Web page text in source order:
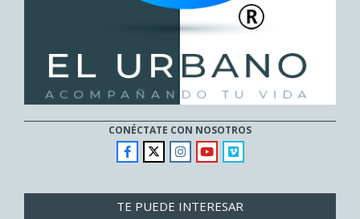
CONÉCTATE CON NOSOTROS
TE PUEDE INTERESAR